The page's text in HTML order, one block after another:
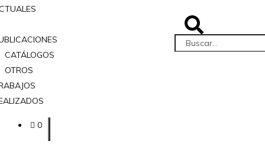
CATÁLOGOS
OTROS
0